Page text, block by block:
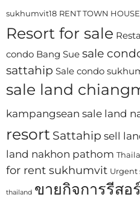
sukhumvit18 RENT TOWN
Resort for sale
condo Bang Sue sale
sattahip Sale condo
sale land
kampangsean sale land
resort Sattahip sell
land nakhon pathom
for rent sukhumvit Urgent
thailand ขายกิจการรีสอ